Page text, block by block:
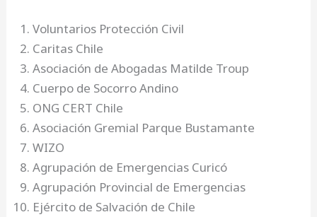
Voluntarios Protección Civil
Caritas Chile
Asociación de Abogadas Matilde Troup
Cuerpo de Socorro Andino
ONG CERT Chile
Asociación Gremial Parque Bustamante
WIZO
Agrupación de Emergencias Curicó
Agrupación Provincial de Emergencias
Ejército de Salvación de Chile